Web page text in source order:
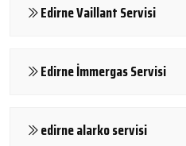
Edirne Vaillant Servisi
Edirne İmmergas Servisi
edirne alarko servisi